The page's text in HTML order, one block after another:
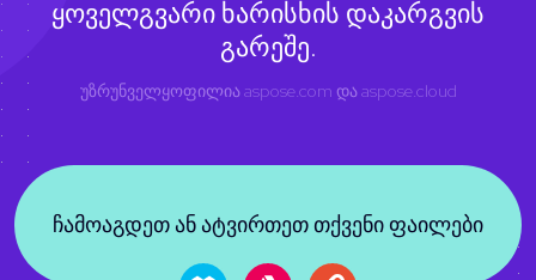
ყოველგვარი ხარისხის დაკარგვის
გარეშე.
უზრუნველყოფილიაaspose.com დაaspose.cloud
ჩამოაგდეთ ან ატვირთეთ თქვენი ფაილები